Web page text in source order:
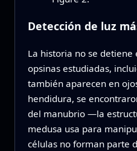
Detección de luz
La historia no se detiene
opsinas estudiadas,
también aparecen en
hendidura, se
del manubrio —la
medusa usa para
células no forman parte